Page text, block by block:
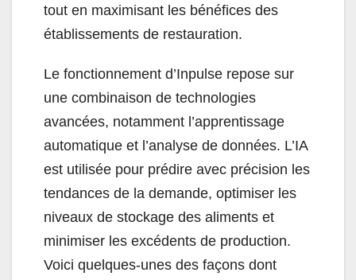
tout en maximisant les bénéfices des
établissements de restauration.
Le fonctionnement d’Inpulse repose sur
une combinaison de technologies
avancées, notamment l’apprentissage
automatique et l’analyse de données. L’IA
est utilisée pour prédire avec précision les
tendances de la demande, optimiser les
niveaux de stockage des aliments et
minimiser les excédents de production.
Voici quelques-unes des façons dont